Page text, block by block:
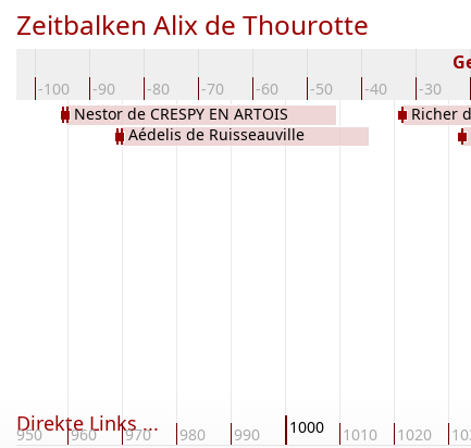
Zeitbalken Alix de Thourotte
-100 -90 -80 -70 -60 -50 -40 -30
950 960 970 980 990 1000 1010 1020
Nestor de CRESPY EN ARTOIS
Aédelis de Ruisseauville
Richer
Direkte Links ...